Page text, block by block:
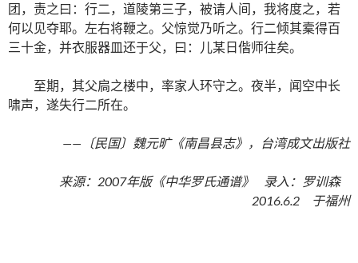
团，责之曰：行二，道陵第三子，被请人间，我将度之，若
何以见夺耶。左右将鞭之。父惊觉乃听之。行二倾其槖得百
三十金，并衣服器皿还于父，曰：儿某日偕师往矣。
至期，其父扃之楼中，率家人环守之。夜半，闻空中长
啸声，遂失行二所在。
——〔民国〕魏元旷《南昌县志》，台湾成文出版社
来源：2007年版《中华罗氏通谱》 录入：罗训森
2016.6.2 于福州